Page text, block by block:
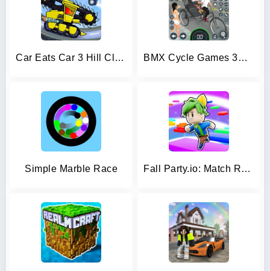
Car Eats Car 3 Hill Climb Race BMX Cycle Games 3D Cycle Race
Simple Marble Race Fall Party.io: Match Race